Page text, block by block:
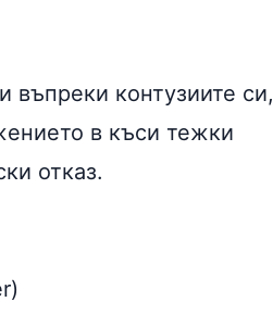
въпреки контузиите си,
в къси тежки
отказ.